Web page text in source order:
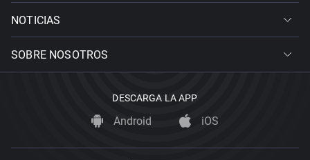
NOTICIAS
SOBRE NOSOTROS
DESCARGA LA APP
Android iOS